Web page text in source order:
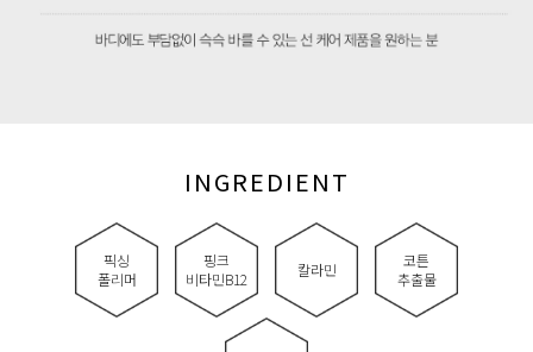
INGREDIENT
픽싱
폴리머
핑크
비타민B12
칼라민
코튼
추출물